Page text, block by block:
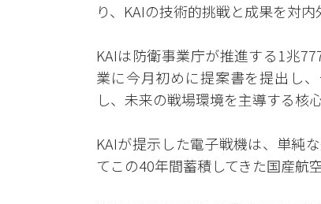
り、KAIの技術的挑戦と成果を対
KAIは防衛事業庁が推進する1兆
業に今月初めに提案書を提出し
し、未来の戦場環境を主導する核
KAIが提示した電子戦機は、単純
てこの40年間蓄積してきた国産航